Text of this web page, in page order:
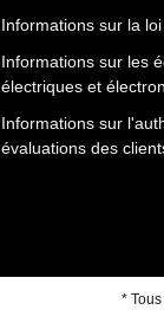
Informations sur la
Informations sur les
électriques et
Informations sur
évaluations des
*